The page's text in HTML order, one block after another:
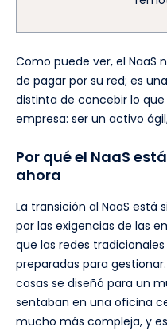
Como puede ver, el NaaS
de pagar por su red; es
distinta de concebir lo
empresa: ser un activo
Por qué el NaaS
ahora
La transición al NaaS está
por las exigencias de las
que las redes
preparadas para
cosas se diseñó para un
sentaban en una oficina
mucho más compleja, y